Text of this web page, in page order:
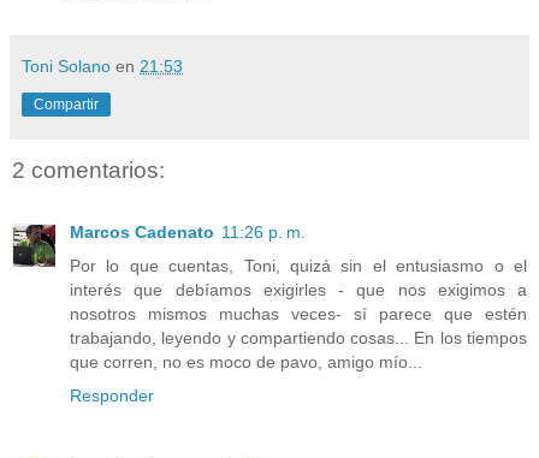
Toni Solano en 21:53
Compartir
2 comentarios:
Marcos Cadenato 11:26 p. m.
Por lo que cuentas, Toni, quizá sin el entusiasmo o el
interés que debíamos exigirles - que nos exigimos a
nosotros mismos muchas veces- sí parece que estén
trabajando, leyendo y compartiendo cosas... En los tiempos
que corren, no es moco de pavo, amigo mío...
Responder